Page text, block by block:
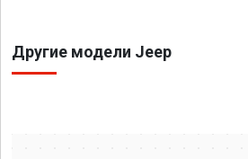
Другие модели Jeep